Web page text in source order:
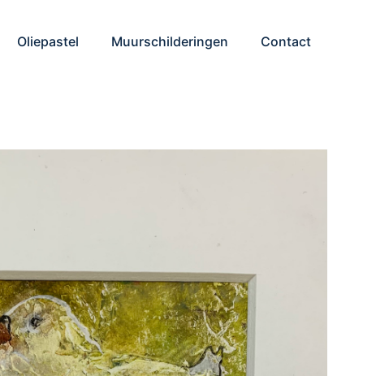
Oliepastel Muurschilderingen Contact